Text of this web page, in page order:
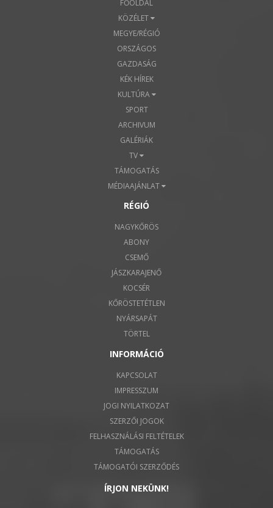
FŐOLDAL
KÖZÉLET
MEGYE/RÉGIÓ
ORSZÁGOS
GAZDASÁG
KÉK HÍREK
KULTÚRA
SPORT
ARCHIVUM
GALÉRIÁK
TV
TÁMOGATÁS
MÉDIAAJÁNLAT
RÉGIÓ
NAGYKŐRÖS
ABONY
CSEMŐ
JÁSZKARAJENŐ
KOCSÉR
KŐRÖSTETÉTLEN
NYÁRSAPÁT
TÖRTEL
INFORMÁCIÓ
KAPCSOLAT
IMPRESSZUM
JOGI NYILATKOZAT
SZERZŐI JOGOK
FELHASZNÁLÁSI FELTÉTELEK
TÁMOGATÁS
TÁMOGATÓI SZERZŐDÉS
ÍRJON NEKÜNK!